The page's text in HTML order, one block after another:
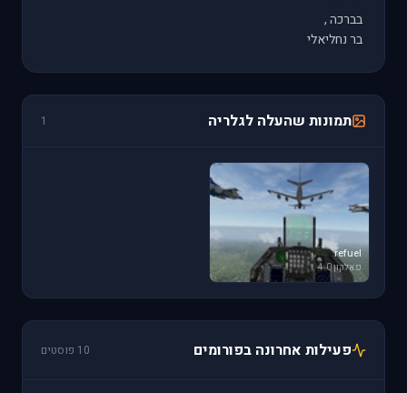
בברכה ,
בר נחליאלי
תמונות שהעלה לגלריה 1
refuel
פאלקון 4.0
פעילות אחרונה בפורומים 10 פוסטים